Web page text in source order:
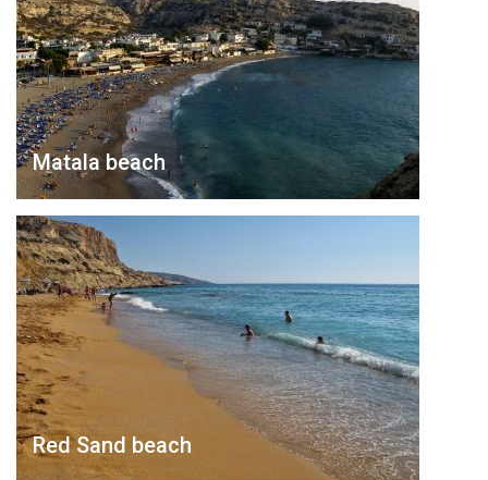
Matala beach
Red Sand beach